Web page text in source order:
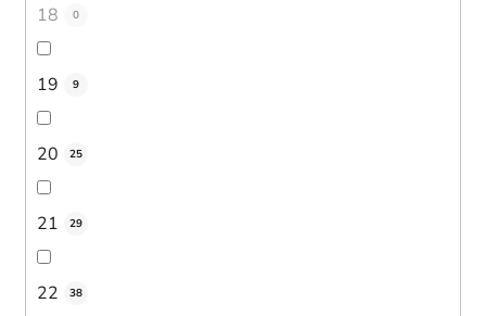
18 0
19 9
20 25
21 29
22 38